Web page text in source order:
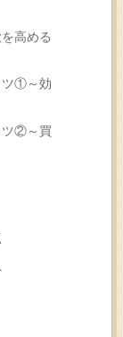
高める
ツ①～効
ツ②～買